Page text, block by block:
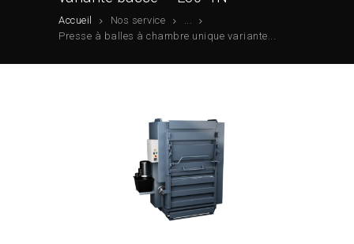
Accueil Nos service
Presse à balles à chambre unique variante...